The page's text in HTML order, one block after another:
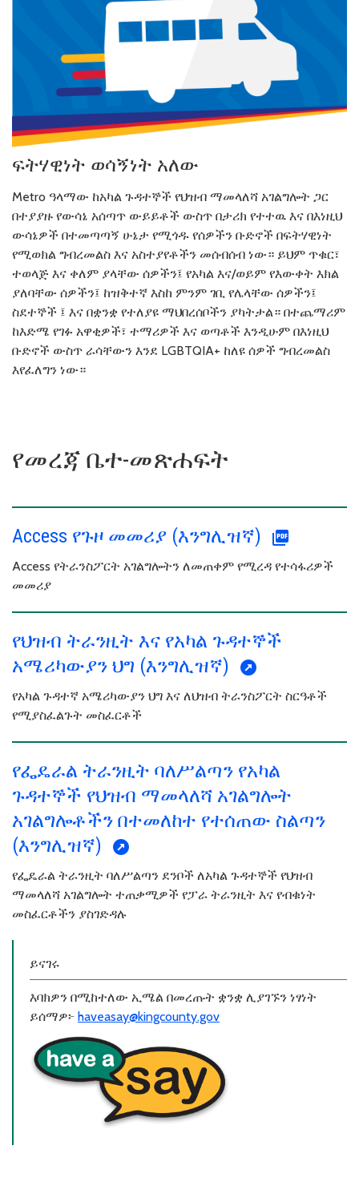
ፍትሃዊነት ወሳኝነት አለው
Metro ዓላማው ከአካል ጉዳተኞች የህዝብ ማመላለሻ አገልግሎት ጋር
በተያያዙ የውሳኔ አሰጣጥ ውይይቶች ውስጥ በታሪክ የተተዉ እና በእነዚህ
ውሳኔዎች በተመጣጣኝ ሁኔታ የሚጎዱ የሰዎችን ቡድኖች በፍትሃዊነት
የሚወክል ግብረመልስ እና አስተያየቶችን መሰብሰብ ነው። ይህም ጥቁር፣
ተወላጅ እና ቀለም ያላቸው ሰዎችን፤ የአካል እና/ወይም የእውቀት እክል
ያለባቸው ሰዎችን፤ ከዝቅተኛ እስከ ምንም ገቢ የሌላቸው ሰዎችን፤
ስደተኞች ፤ እና በቋንቋ የተለያዩ ማህበረሰቦችን ያካትታል። በተጨማሪም
ከእድሜ የገፉ አዋቂዎች፣ ተማሪዎች እና ወጣቶች እንዲሁም በእነዚህ
ቡድኖች ውስጥ ራሳቸውን እንደ LGBTQIA+ ከለዩ ሰዎች ግብረመልስ
እየፈለግን ነው።
የመረጃ ቤተ-መጽሐፍት
Access የጉዞ መመሪያ (እንግሊዝኛ)
Access የትራንስፖርት አገልግሎትን ለመጠቀም የሚረዳ የተሳፋሪዎች
መመሪያ
የህዝብ ትራንዚት እና የአካል ጉዳተኞች
አሜሪካውያን ህግ (እንግሊዝኛ)
የአካል ጉዳተኛ አሜሪካውያን ህግ እና ለህዝብ ትራንስፖርት ስርዓቶች
የሚያስፈልጉት መስፈርቶች
የፌዴራል ትራንዚት ባለሥልጣን የአካል
ጉዳተኞች የህዝብ ማመላለሻ አገልግሎት
አገልግሎቶችን በተመለከተ የተሰጠው ስልጣን
(እንግሊዝኛ)
የፌዴራል ትራንዚት ባለሥልጣን ደንቦች ለአካል ጉዳተኞች የህዝብ
ማመላለሻ አገልግሎት ተጠቃሚዎች የፓራ ትራንዚት እና የብቁነት
መስፈርቶችን ያስገድዳሉ
ይናገሩ
እባክዎን በሚከተለው ኢሜል በመረጡት ቋንቋ ሊያገኙን ነፃነት
ይሰማዎ፦ haveasay@kingcounty.gov